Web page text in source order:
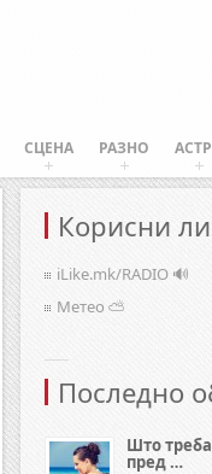
СЦЕНА РАЗНО
Корисни
iLike.mk/RADIO 🔊
Метео ⛅
Последно
Што
пред …